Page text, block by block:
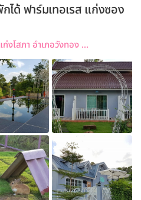
ได้ ฟาร์มเทอเรส แก่งซอง
งโสภา อำเภอวังทอง ...